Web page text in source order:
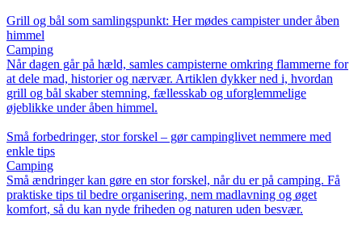
Grill og bål som samlingspunkt: Her mødes campister under åben
himmel
Camping
Når dagen går på hæld, samles campisterne omkring flammerne for
at dele mad, historier og nærvær. Artiklen dykker ned i, hvordan
grill og bål skaber stemning, fællesskab og uforglemmelige
øjeblikke under åben himmel.
Små forbedringer, stor forskel – gør campinglivet nemmere med
enkle tips
Camping
Små ændringer kan gøre en stor forskel, når du er på camping. Få
praktiske tips til bedre organisering, nem madlavning og øget
komfort, så du kan nyde friheden og naturen uden besvær.